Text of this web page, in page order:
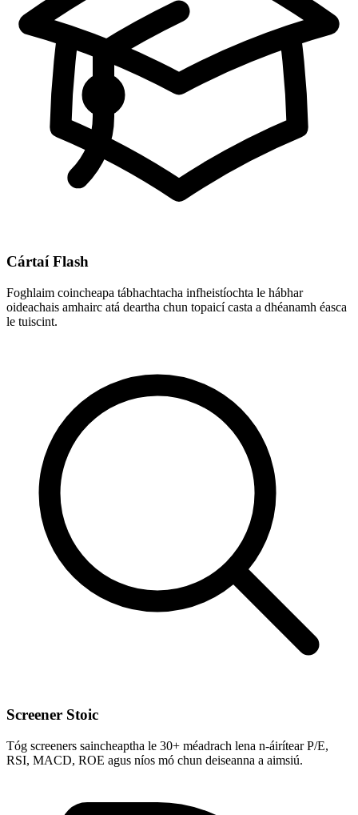
Cártaí Flash
Foghlaim coincheapa tábhachtacha infheistíochta le hábhar
oideachais amhairc atá deartha chun topaicí casta a dhéanamh éasca
le tuiscint.
Screener Stoic
Tóg screeners saincheaptha le 30+ méadrach lena n-áirítear P/E,
RSI, MACD, ROE agus níos mó chun deiseanna a aimsiú.